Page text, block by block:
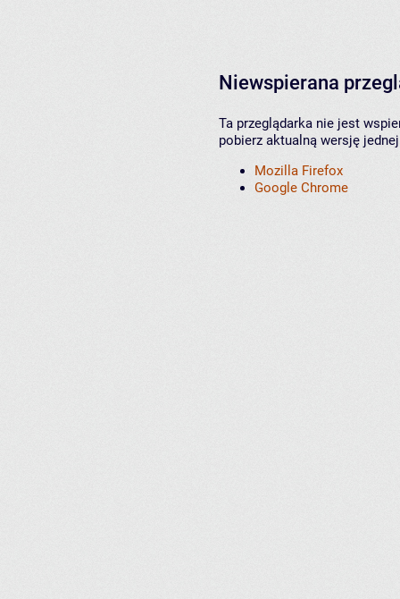
Niewspierana
Ta przeglądarka nie jest
pobierz aktualną wersję
Mozilla Firefox
Google Chrome